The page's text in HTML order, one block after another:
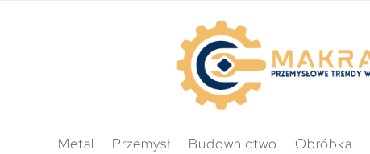
Metal Przemysł Budownictwo Obróbka